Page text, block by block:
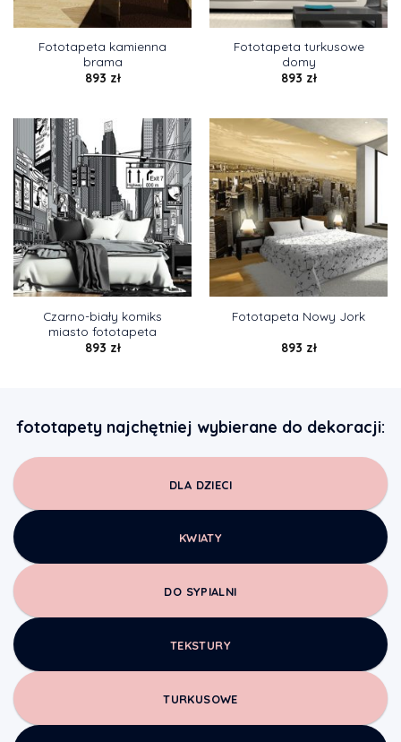
Fototapeta kamienna
brama
893 zł
Fototapeta turkusowe
domy
893 zł
Czarno-biały komiks
miasto fototapeta
893 zł
Fototapeta Nowy Jork
893 zł
fototapety najchętniej wybierane do dekoracji:
DLA DZIECI
KWIATY
DO SYPIALNI
TEKSTURY
TURKUSOWE